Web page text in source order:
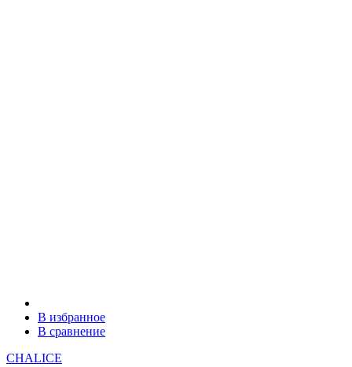
В избранное
В сравнение
CHALICE